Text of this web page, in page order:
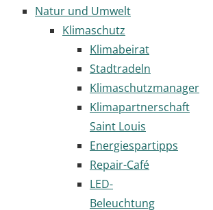
Natur und Umwelt
Klimaschutz
Klimabeirat
Stadtradeln
Klimaschutzmanager
Klimapartnerschaft
Saint Louis
Energiespartipps
Repair-Café
LED-
Beleuchtung